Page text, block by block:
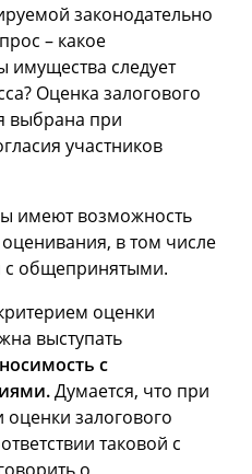
законодательно
– какое
имущества следует
Оценка залогового
выбрана при
участников
имеют возможность
в том числе
общепринятыми.
оценки
выступать
с
Думается, что при
залогового
таковой с